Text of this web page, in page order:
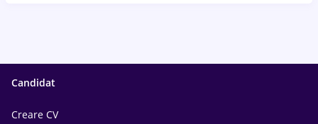
Candidat
Creare CV